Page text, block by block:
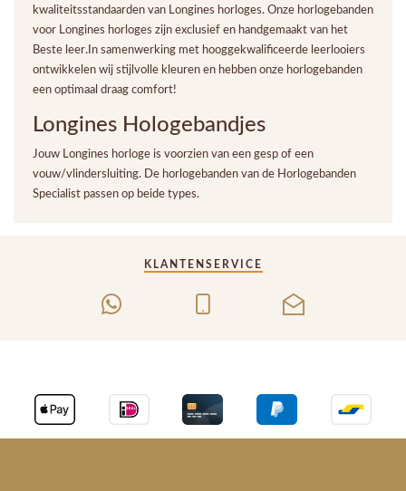
kwaliteitsstandaarden van Longines horloges. Onze horlogebanden
voor Longines horloges zijn exclusief en handgemaakt van het
Beste leer.In samenwerking met hooggekwalificeerde leerlooiers
ontwikkelen wij stijlvolle kleuren en hebben onze horlogebanden
een optimaal draag comfort!
Longines Hologebandjes
Jouw Longines horloge is voorzien van een gesp of een
vouw/vlindersluiting. De horlogebanden van de Horlogebanden
Specialist passen op beide types.
KLANTENSERVICE